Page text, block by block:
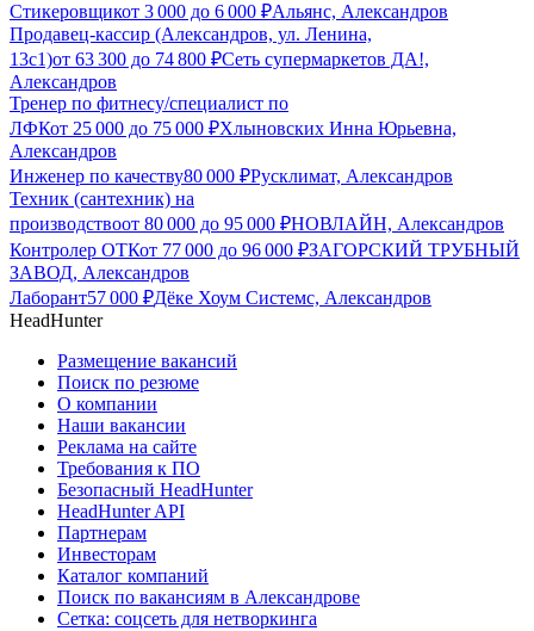
Стикеровщикот 3 000 до 6 000 ₽Альянс, Александров
Продавец-кассир (Александров, ул. Ленина,
13с1)от 63 300 до 74 800 ₽Сеть супермаркетов ДА!,
Александров
Тренер по фитнесу/специалист по
ЛФКот 25 000 до 75 000 ₽Хлыновских Инна Юрьевна,
Александров
Инженер по качеству80 000 ₽Русклимат, Александров
Техник (сантехник) на
производствоот 80 000 до 95 000 ₽НОВЛАЙН, Александров
Контролер ОТКот 77 000 до 96 000 ₽ЗАГОРСКИЙ ТРУБНЫЙ
ЗАВОД, Александров
Лаборант57 000 ₽Дёке Хоум Системс, Александров
HeadHunter
Размещение вакансий
Поиск по резюме
О компании
Наши вакансии
Реклама на сайте
Требования к ПО
Безопасный HeadHunter
HeadHunter API
Партнерам
Инвесторам
Каталог компаний
Поиск по вакансиям в Александрове
Сетка: соцсеть для нетворкинга